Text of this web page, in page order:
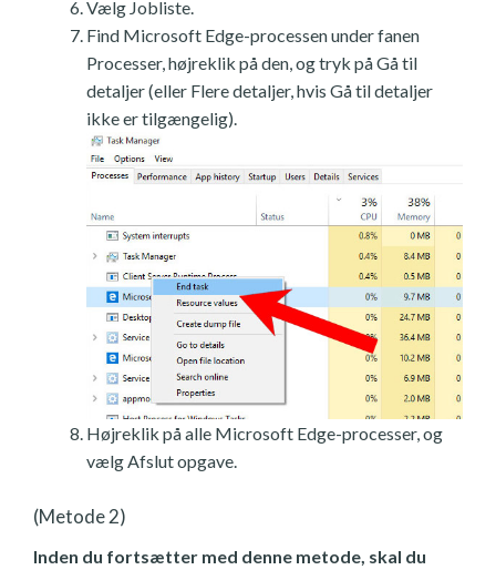
Vælg Jobliste.
Find Microsoft Edge-processen under fanen
Processer, højreklik på den, og tryk på Gå til
detaljer (eller Flere detaljer, hvis Gå til detaljer
ikke er tilgængelig).
Højreklik på alle Microsoft Edge-processer, og
vælg Afslut opgave.
(Metode 2)
Inden du fortsætter med denne metode, skal du